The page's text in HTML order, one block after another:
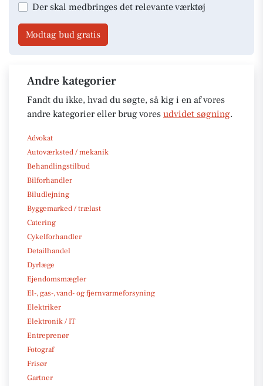
Der skal medbringes det relevante værktøj
Modtag bud gratis
Andre kategorier
Fandt du ikke, hvad du søgte, så kig i en af vores
andre kategorier eller brug vores udvidet søgning.
Advokat
Autoværksted / mekanik
Behandlingstilbud
Bilforhandler
Biludlejning
Byggemarked / trælast
Catering
Cykelforhandler
Detailhandel
Dyrlæge
Ejendomsmægler
El-, gas-, vand- og fjernvarmeforsyning
Elektriker
Elektronik / IT
Entreprenør
Fotograf
Frisør
Gartner